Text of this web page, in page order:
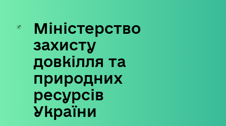
Skip
content
Міністерство
захисту
довкілля та
природних
ресурсів
України